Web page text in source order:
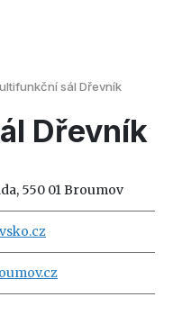
sál Dřevník
Dřevník
550 01 Broumov